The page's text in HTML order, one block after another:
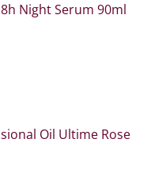
Night Serum 90ml
Oil Ultime Rose